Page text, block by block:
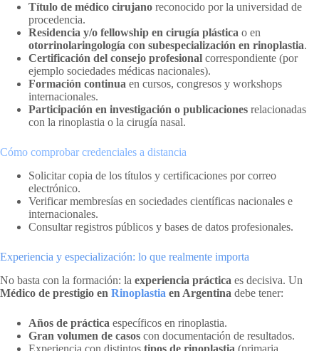
Título de médico cirujano reconocido por la universidad de
procedencia.
Residencia y/o fellowship en cirugía plástica o en
otorrinolaringología con subespecialización en rinoplastia.
Certificación del consejo profesional correspondiente (por
ejemplo sociedades médicas nacionales).
Formación continua en cursos, congresos y workshops
internacionales.
Participación en investigación o publicaciones relacionadas
con la rinoplastia o la cirugía nasal.
Cómo comprobar credenciales a distancia
Solicitar copia de los títulos y certificaciones por correo
electrónico.
Verificar membresías en sociedades científicas nacionales e
internacionales.
Consultar registros públicos y bases de datos profesionales.
Experiencia y especialización: lo que realmente importa
No basta con la formación: la experiencia práctica es decisiva. Un
Médico de prestigio en Rinoplastia en Argentina debe tener:
Años de práctica específicos en rinoplastia.
Gran volumen de casos con documentación de resultados.
Experiencia con distintos tipos de rinoplastia (primaria,